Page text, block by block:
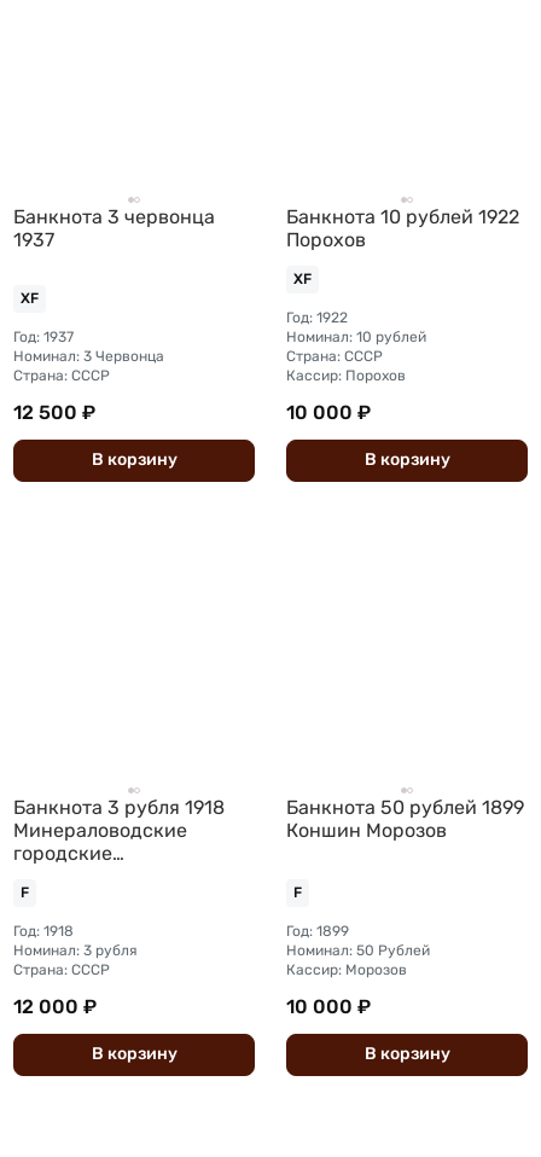
Банкнота 3 червонца
1937
XF
Год: 1937
Номинал: 3 Червонца
Страна: СССР
12 500 ₽
В корзину
Банкнота 10 рублей 1922
Порохов
XF
Год: 1922
Номинал: 10 рублей
Страна: СССР
Кассир: Порохов
10 000 ₽
В корзину
Банкнота 3 рубля 1918
Минераловодские
городские
Минеральные Воды
Пятигорск
F
Год: 1918
Номинал: 3 рубля
Страна: СССР
12 000 ₽
В корзину
Банкнота 50 рублей 1899
Коншин Морозов
F
Год: 1899
Номинал: 50 Рублей
Кассир: Морозов
10 000 ₽
В корзину